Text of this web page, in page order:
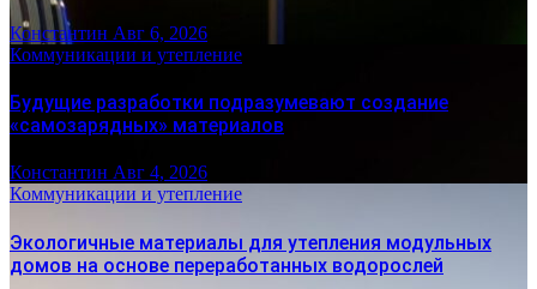
Константин Авг 6, 2026
Коммуникации и утепление
Будущие разработки подразумевают создание
«самозарядных» материалов
Константин Авг 4, 2026
Коммуникации и утепление
Экологичные материалы для утепления модульных
домов на основе переработанных водорослей